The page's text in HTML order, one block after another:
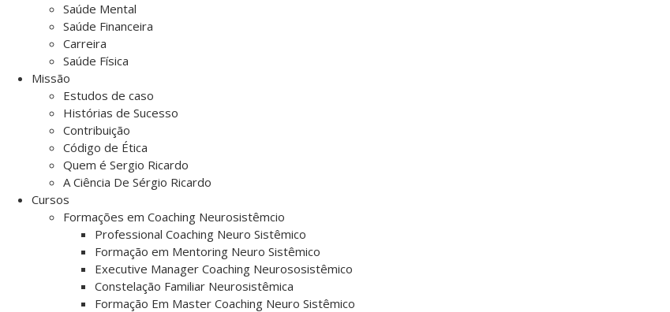
Saúde Mental
Saúde Financeira
Carreira
Saúde Física
Missão
Estudos de caso
Histórias de Sucesso
Contribuição
Código de Ética
Quem é Sergio Ricardo
A Ciência De Sérgio Ricardo
Cursos
Formações em Coaching Neurosistêmcio
Professional Coaching Neuro Sistêmico
Formação em Mentoring Neuro Sistêmico
Executive Manager Coaching Neurososistêmico
Constelação Familiar Neurosistêmica
Formação Em Master Coaching Neuro Sistêmico